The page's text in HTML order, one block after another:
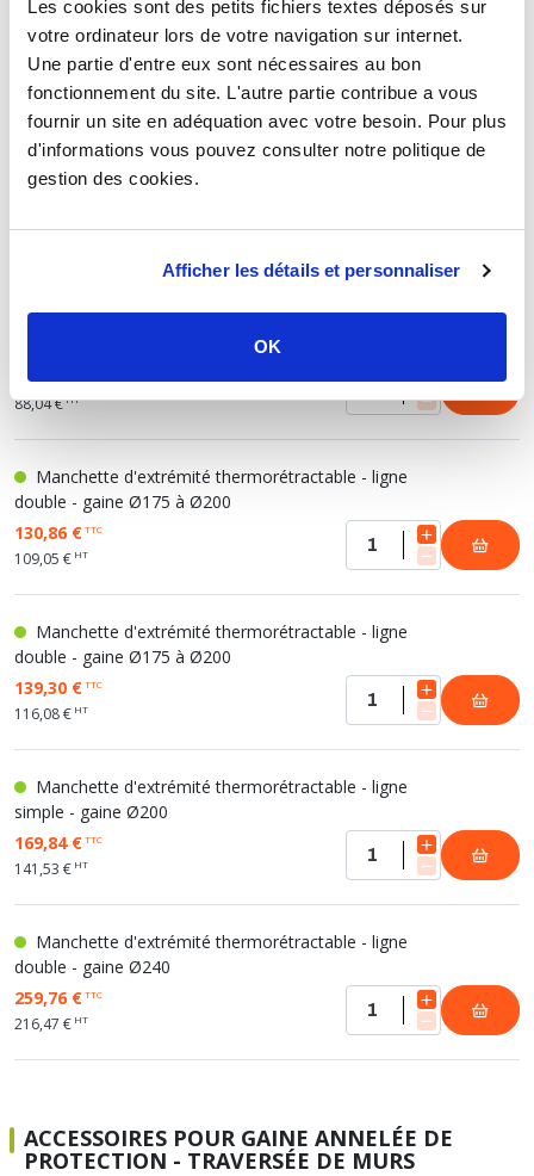
Les cookies sont des petits fichiers textes déposés sur
votre ordinateur lors de votre navigation sur internet.
Une partie d'entre eux sont nécessaires au bon
fonctionnement du site. L'autre partie contribue a vous
fournir un site en adéquation avec votre besoin. Pour plus
d'informations vous pouvez consulter notre politique de
gestion des cookies.
Afficher les détails et personnaliser
OK
ACCESSOIRES POUR GAINE ANNELÉE DE
PROTECTION - MANCHETTE LIGNE DOUBLE
Manchette d'extrémité thermorétractable - ligne
double - gaine Ø125
105,65 €
88,04 €HT
Manchette d'extrémité thermorétractable - ligne
double - gaine Ø175 à Ø200
130,86 €TTC
109,05 € HT
Manchette d'extrémité thermorétractable - ligne
double - gaine Ø175 à Ø200
139,30 €TTC
116,08 € HT
Manchette d'extrémité thermorétractable - ligne
simple - gaine Ø200
169,84 €TTC
141,53 € HT
Manchette d'extrémité thermorétractable - ligne
double - gaine Ø240
259,76 €TTC
216,47 € HT
ACCESSOIRES POUR GAINE ANNELÉE DE
PROTECTION - TRAVERSÉE DE MURS